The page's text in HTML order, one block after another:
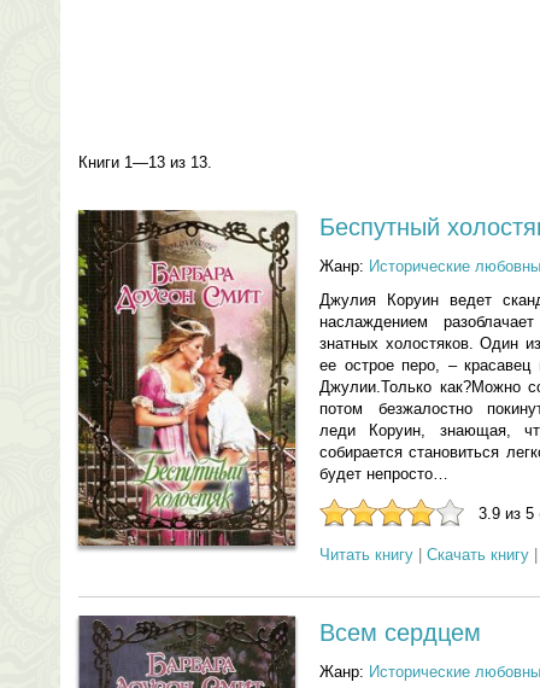
Книги 1—13 из 13.
Беспутный
Жанр: Исторические
Джулия Коруин ведет
наслаждением
знатных холостяков. Один
ее острое перо, –
Джулии.Только как?Можно
потом безжалостно
леди Коруин, знающая,
собирается становиться
будет непросто…
3.9 из 5
Читать книгу Скачать книгу
Всем сердцем
Жанр: Исторические